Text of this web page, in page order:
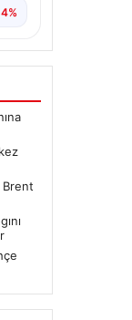
Brent